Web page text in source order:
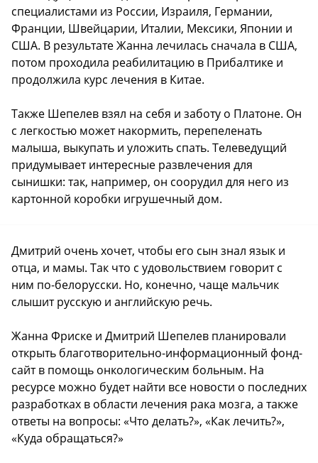
специалистами из России, Израиля, Германии,
Франции, Швейцарии, Италии, Мексики, Японии и
США. В результате Жанна лечилась сначала в США,
потом проходила реабилитацию в Прибалтике и
продолжила курс лечения в Китае.
Также Шепелев взял на себя и заботу о Платоне. Он
с легкостью может накормить, перепеленать
малыша, выкупать и уложить спать. Телеведущий
придумывает интересные развлечения для
сынишки: так, например, он соорудил для него из
картонной коробки игрушечный дом.
Дмитрий очень хочет, чтобы его сын знал язык и
отца, и мамы. Так что с удовольствием говорит с
ним по-белорусски. Но, конечно, чаще мальчик
слышит русскую и английскую речь.
Жанна Фриске и Дмитрий Шепелев планировали
открыть благотворительно-информационный фонд-
сайт в помощь онкологическим больным. На
ресурсе можно будет найти все новости о последних
разработках в области лечения рака мозга, а также
ответы на вопросы: «Что делать?», «Как лечить?»,
«Куда обращаться?»